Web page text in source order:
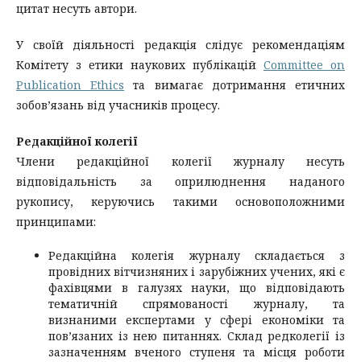
цитат несуть автори.
У своїй діяльності редакція слідує рекомендаціям
Комітету з етики наукових публікацій Committee on
Publication Ethics та вимагає дотримання етичних
зобов’язань від учасників процесу.
Редакційної колегії
Члени редакційної колегії журналу несуть
відповідальність за оприлюднення наданого
рукопису, керуючись такими основоположними
принципами:
Редакційна колегія журналу складається з
провідних вітчизняних і зарубіжних учених, які є
фахівцями в галузях науки, що відповідають
тематичній спрямованості журналу, та
визнаними експертами у сфері економіки та
пов’язаних із нею питаннях. Склад редколегії із
зазначенням вченого ступеня та місця роботи